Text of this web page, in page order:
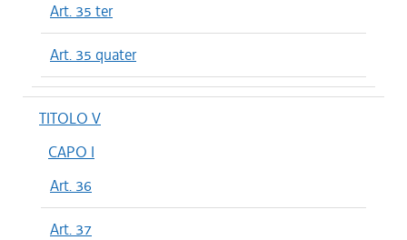
Art. 35 ter
Art. 35 quater
TITOLO V
CAPO I
Art. 36
Art. 37